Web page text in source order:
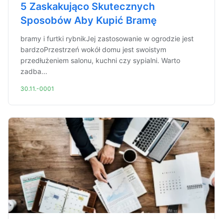
5 Zaskakująco Skutecznych
Sposobów Aby Kupić Bramę
bramy i furtki rybnikJej zastosowanie w ogrodzie jest
bardzoPrzestrzeń wokół domu jest swoistym
przedłużeniem salonu, kuchni czy sypialni. Warto
zadba...
30.11.-0001